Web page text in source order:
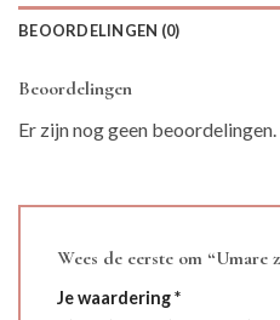
BEOORDELINGEN (0)
Beoordelingen
Er zijn nog geen beoordelingen.
Wees de eerste om “Umare
Je waardering*